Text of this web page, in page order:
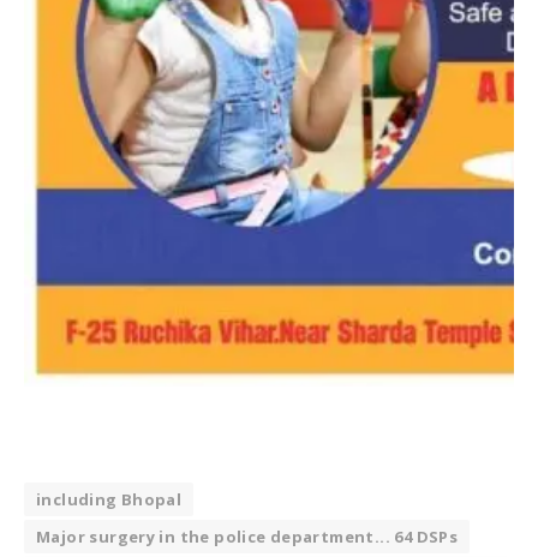
including Bhopal
Major surgery in the police department... 64 DSPs